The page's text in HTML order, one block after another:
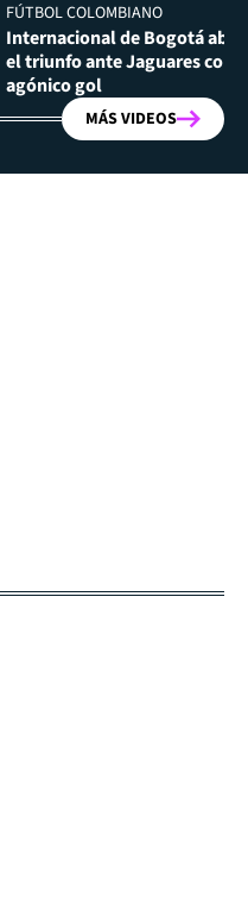
FÚTBOL COLOMBIANO
Internacional de Bogotá
el triunfo ante Jaguares con
agónico gol
MÁS VIDEOS